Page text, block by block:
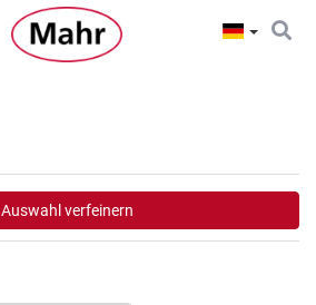
Auswahl verfeinern